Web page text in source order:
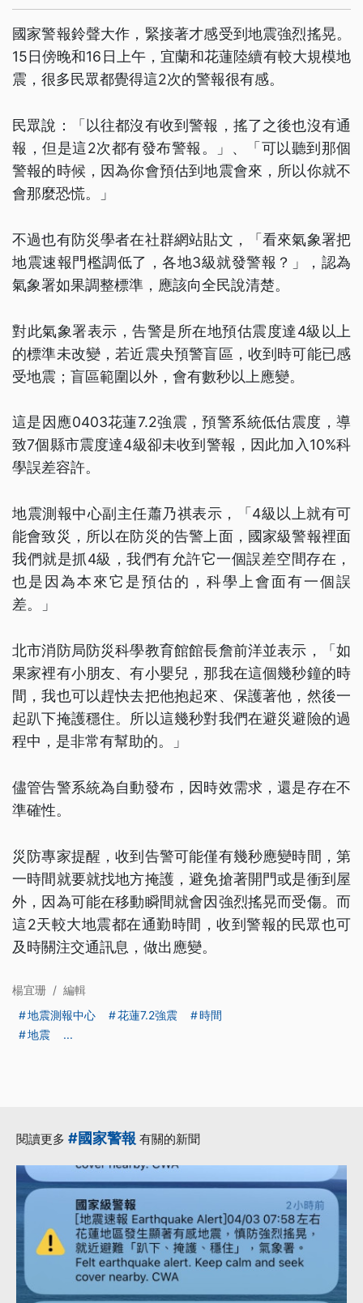
國家警報鈴聲大作，緊接著才感受到地震強烈搖晃。
15日傍晚和16日上午，宜蘭和花蓮陸續有較大規模地
震，很多民眾都覺得這2次的警報很有感。
民眾說：「以往都沒有收到警報，搖了之後也沒有通
報，但是這2次都有發布警報。」、「可以聽到那個
警報的時候，因為你會預估到地震會來，所以你就不
會那麼恐慌。」
不過也有防災學者在社群網站貼文，「看來氣象署把
地震速報門檻調低了，各地3級就發警報？」，認為
氣象署如果調整標準，應該向全民說清楚。
對此氣象署表示，告警是所在地預估震度達4級以上
的標準未改變，若近震央預警盲區，收到時可能已感
受地震；盲區範圍以外，會有數秒以上應變。
這是因應0403花蓮7.2強震，預警系統低估震度，導
致7個縣市震度達4級卻未收到警報，因此加入10%科
學誤差容許。
地震測報中心副主任蕭乃祺表示，「4級以上就有可
能會致災，所以在防災的告警上面，國家級警報裡面
我們就是抓4級，我們有允許它一個誤差空間存在，
也是因為本來它是預估的，科學上會面有一個誤
差。」
北市消防局防災科學教育館館長詹前洋並表示，「如
果家裡有小朋友、有小嬰兒，那我在這個幾秒鐘的時
間，我也可以趕快去把他抱起來、保護著他，然後一
起趴下掩護穩住。所以這幾秒對我們在避災避險的過
程中，是非常有幫助的。」
儘管告警系統為自動發布，因時效需求，還是存在不
準確性。
災防專家提醒，收到告警可能僅有幾秒應變時間，第
一時間就要就找地方掩護，避免搶著開門或是衝到屋
外，因為可能在移動瞬間就會因強烈搖晃而受傷。而
這2天較大地震都在通勤時間，收到警報的民眾也可
及時關注交通訊息，做出應變。
楊宜珊 / 編輯
地震測報中心
花蓮7.2強震
時間
地震
...
閱讀更多 #國家警報 有關的新聞